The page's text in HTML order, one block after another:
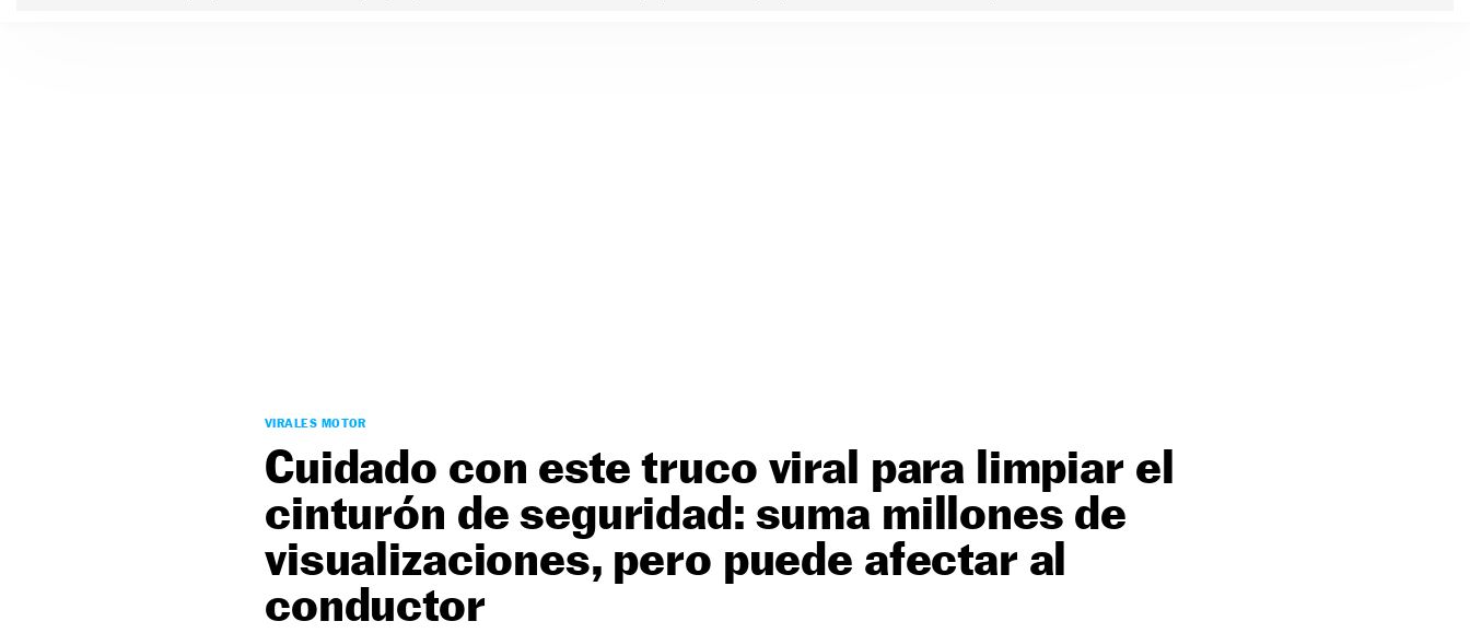
VIRALES MOTOR
Cuidado con este truco viral para limpiar el
cinturón de seguridad: suma millones de
visualizaciones, pero puede afectar al
conductor